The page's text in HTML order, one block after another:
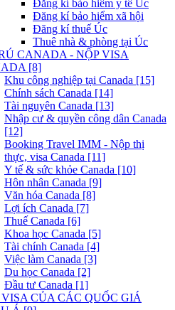
Đăng kí bảo hiểm y tế Úc
Đăng kí bảo hiểm xã hội
Đăng kí thuế Úc
Thuê nhà & phòng tại Úc
CANADA - NỘP VISA
[8]
Khu công nghiệp tại Canada [15]
Chính sách Canada [14]
Tài nguyên Canada [13]
Nhập cư & quyền công dân Canada
[12]
Booking Travel IMM - Nộp thị
thực, visa Canada [11]
Y tế & sức khỏe Canada [10]
Hôn nhân Canada [9]
Văn hóa Canada [8]
Lợi ích Canada [7]
Thuế Canada [6]
Khoa học Canada [5]
Tài chính Canada [4]
Việc làm Canada [3]
Du học Canada [2]
Đầu tư Canada [1]
VISA CỦA CÁC QUỐC GIÁ